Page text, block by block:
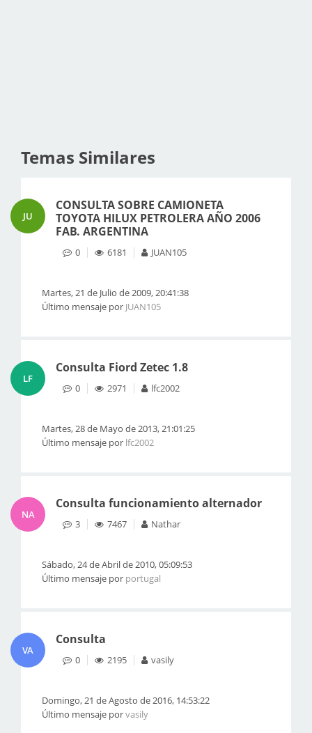
Temas Similares
JU
CONSULTA SOBRE CAMIONETA
TOYOTA HILUX PETROLERA AÑO 2006
FAB. ARGENTINA
0 6181 JUAN105
Martes, 21 de Julio de 2009, 20:41:38
Último mensaje por JUAN105
LF
Consulta Fiord Zetec 1.8
0 2971 lfc2002
Martes, 28 de Mayo de 2013, 21:01:25
Último mensaje por lfc2002
NA
Consulta funcionamiento alternador
3 7467 Nathar
Sábado, 24 de Abril de 2010, 05:09:53
Último mensaje por portugal
VA
Consulta
0 2195 vasily
Domingo, 21 de Agosto de 2016, 14:53:22
Último mensaje porvasily